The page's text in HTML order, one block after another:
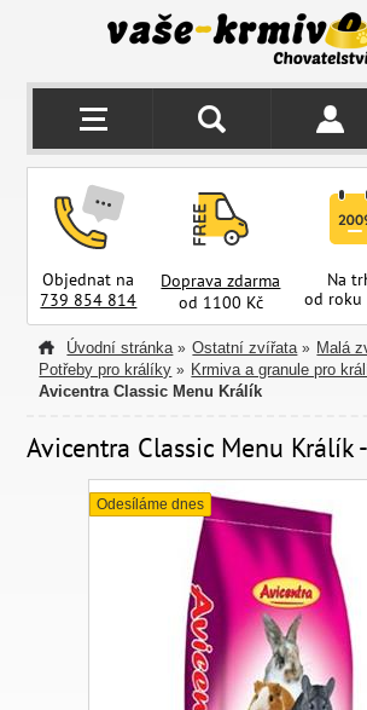
Objednat na
739 854 814
Doprava zdarma
od 1100 Kč
Na
od roku
Úvodní stránka » Ostatní zvířata » Malá
Potřeby pro králíky » Krmiva a granule pro
Avicentra Classic Menu Králík
Avicentra Classic Menu Králík
Odesíláme dnes